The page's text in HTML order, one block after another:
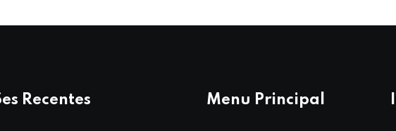
Recentes Menu Principal